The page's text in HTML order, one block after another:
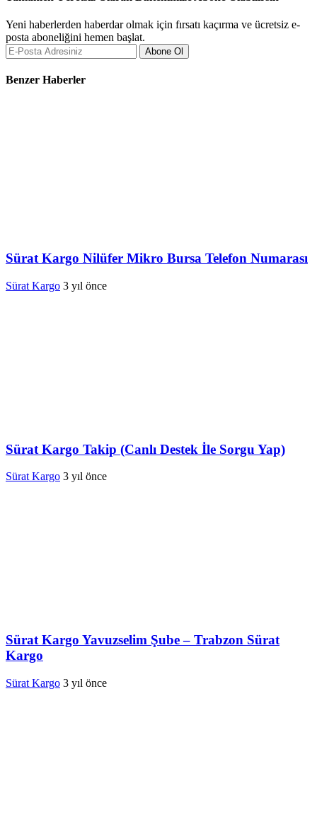
Yeni haberlerden haberdar olmak için fırsatı kaçırma ve ücretsiz e-
posta aboneliğini hemen başlat.
Abone Ol
Benzer Haberler
Sürat Kargo Nilüfer Mikro Bursa Telefon Numarası
Sürat Kargo 3 yıl önce
Sürat Kargo Takip (Canlı Destek İle Sorgu Yap)
Sürat Kargo 3 yıl önce
Sürat Kargo Yavuzselim Şube – Trabzon Sürat
Kargo
Sürat Kargo 3 yıl önce